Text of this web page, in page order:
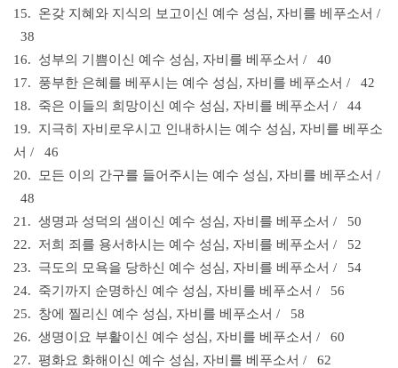
15. 온갖 지혜와 지식의 보고이신 예수 성심, 자비를 베푸소서 /
38
16. 성부의 기쁨이신 예수 성심, 자비를 베푸소서 / 40
17. 풍부한 은혜를 베푸시는 예수 성심, 자비를 베푸소서 / 42
18. 죽은 이들의 희망이신 예수 성심, 자비를 베푸소서 / 44
19. 지극히 자비로우시고 인내하시는 예수 성심, 자비를 베푸소
서 / 46
20. 모든 이의 간구를 들어주시는 예수 성심, 자비를 베푸소서 /
48
21. 생명과 성덕의 샘이신 예수 성심, 자비를 베푸소서 / 50
22. 저희 죄를 용서하시는 예수 성심, 자비를 베푸소서 / 52
23. 극도의 모욕을 당하신 예수 성심, 자비를 베푸소서 / 54
24. 죽기까지 순명하신 예수 성심, 자비를 베푸소서 / 56
25. 창에 찔리신 예수 성심, 자비를 베푸소서 / 58
26. 생명이요 부활이신 예수 성심, 자비를 베푸소서 / 60
27. 평화요 화해이신 예수 성심, 자비를 베푸소서 / 62